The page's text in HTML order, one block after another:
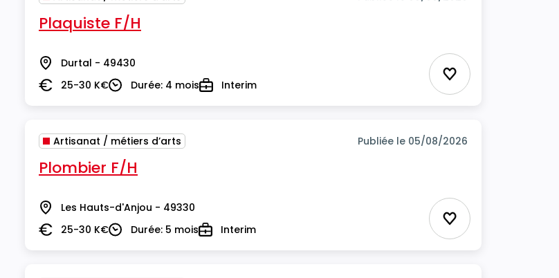
Plaquiste F/H
Lieu Durtal - 49430
Salaire25-30 K€DuréeDurée: 4 moisTypeInterim Ajouter aux
Artisanat / métiers d’arts Publiée le 05/08/2026
Plombier F/H
Lieu Les Hauts-d'Anjou - 49330
Salaire25-30 K€DuréeDurée: 5 moisTypeInterim Ajouter aux